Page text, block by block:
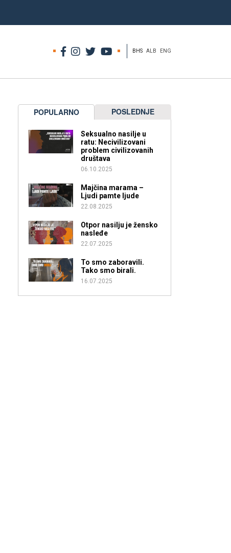
BHS ALB ENG
POPULARNO POSLEDNJE
Seksualno nasilje u
ratu: Necivilizovani
problem civilizovanih
društava
06.10.2025
Majčina marama –
Ljudi pamte ljude
22.08.2025
Otpor nasilju je žensko
nasleđe
22.07.2025
To smo zaboravili.
Tako smo birali.
16.07.2025